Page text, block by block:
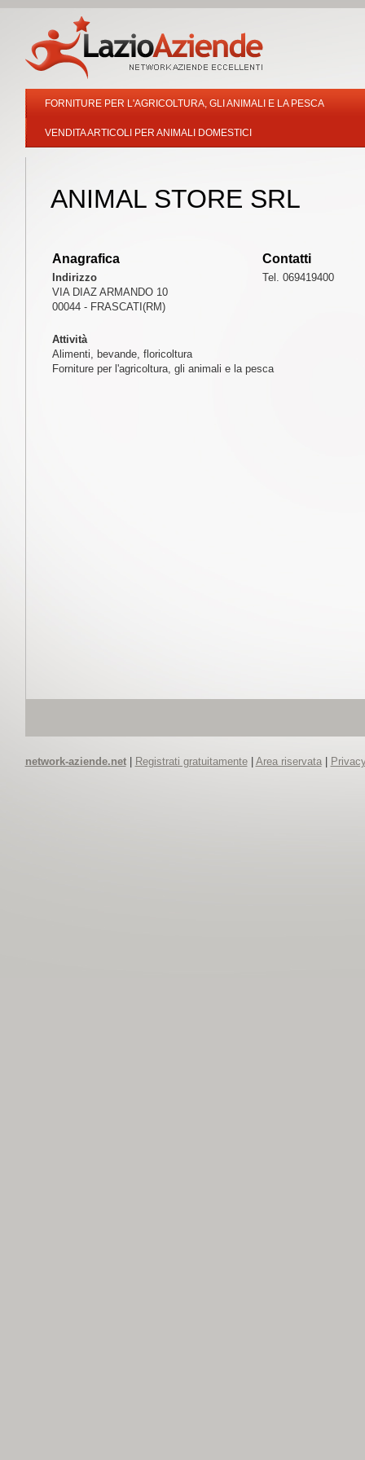
FORNITURE PER L'AGRICOLTURA, GLI ANIMALI E LA PESCA
VENDITA ARTICOLI PER ANIMALI DOMESTICI
ANIMAL STORE SRL
Anagrafica
Indirizzo
VIA DIAZ ARMANDO 10
00044 - FRASCATI(RM)
Contatti
Tel. 069419400
Attività
Alimenti, bevande, floricoltura
Forniture per l'agricoltura, gli animali e la pesca
network-aziende.net| Registrati gratuitamente| Area riservata|